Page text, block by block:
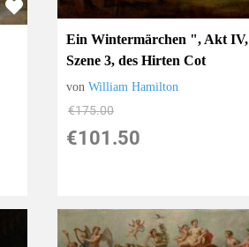
Ein Wintermärchen ", Akt IV,
Szene 3, des Hirten Cot
vonWilliam Hamilton
€175.00
€101.50